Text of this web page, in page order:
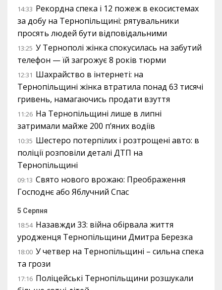
14:33 Рекордна спека і 12 пожеж в екосистемах
за добу на Тернопільщині: рятувальники
просять людей бути відповідальними
13:25 У Тернополі жінка спокусилась на забутий
телефон — їй загрожує 8 років тюрми
12:31 Шахрайство в інтернеті: на
Тернопільщині жінка втратила понад 63 тисячі
гривень, намагаючись продати взуття
11:26 На Тернопільщині лише в липні
затримали майже 200 п’яних водіїв
10:35 Шестеро потерпілих і розтрощені авто: в
поліції розповіли деталі ДТП на
Тернопільщині
09:13 Свято нового врожаю: Преображення
Господнє або Яблучний Спас
5 Серпня
18:54 Назавжди 33: війна обірвала життя
уродженця Тернопільщини Дмитра Березка
18:00 У четвер на Тернопільщині – сильна спека
та грози
17:16 Поліцейські Тернопільщини розшукали